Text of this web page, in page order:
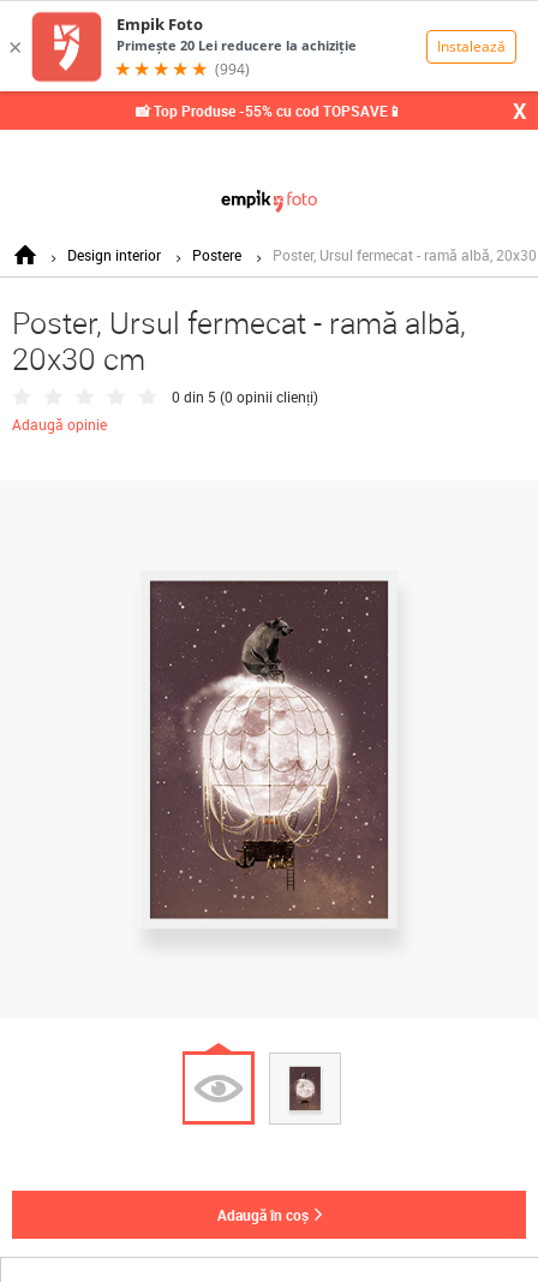
📸 Top Produse -55% cu cod TOPSAVE📱 X
Design interior Postere Poster, Ursul fermecat - ramă albă,
Poster, Ursul fermecat - ramă albă,
20x30 cm
0 din 5 (0 opinii clienți)
Adaugă opinie
adaugă în coș